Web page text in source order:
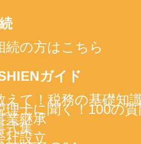
続の方はこちら
ガイド
えて！税務の基礎知
理士に聞く！100の
業継承
式集
社設立